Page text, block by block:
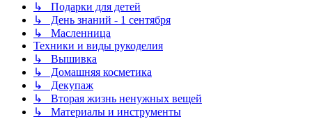
↳ Подарки для детей
↳ День знаний - 1 сентября
↳ Масленница
Техники и виды рукоделия
↳ Вышивка
↳ Домашняя косметика
↳ Декупаж
↳ Вторая жизнь ненужных вещей
↳ Материалы и инструменты